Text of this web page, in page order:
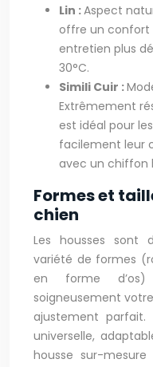
Lin :Aspect
offre un confort
entretien plus
30°C.
Simili Cuir :
Extrêmement
est idéal pour
facilement leur
avec un chiffon
Formes et
chien
Les housses sont
variété de formes
en forme
soigneusement
ajustement parfait.
universelle,
housse sur-